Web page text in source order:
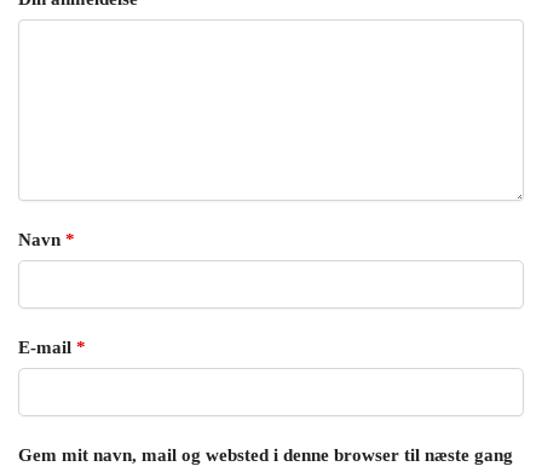
Navn *
E-mail *
Gem mit navn, mail og websted i denne browser til næste gang